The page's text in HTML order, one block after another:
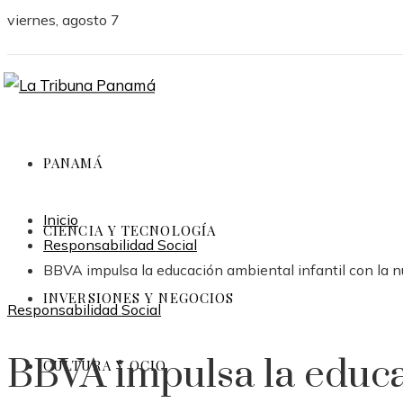
viernes, agosto 7
PANAMÁ
CIENCIA Y TECNOLOGÍA
INVERSIONES Y NEGOCIOS
CULTURA Y OCIO
Inicio
Responsabilidad Social
BBVA impulsa la educación ambiental infantil con la
Responsabilidad Social
BBVA impulsa la